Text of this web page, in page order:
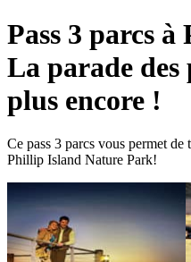
Pass 3 parcs
La parade des
plus encore !
Ce pass 3 parcs vous permet
Phillip Island Nature Park!